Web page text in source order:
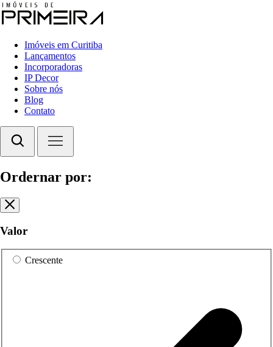
Imóveis em Curitiba
Lançamentos
Incorporadoras
IP Decor
Sobre nós
Blog
Contato
Ordernar por:
Valor
Crescente